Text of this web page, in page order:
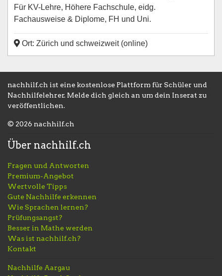
Für KV-Lehre, Höhere Fachschule, eidg.
Fachausweise & Diplome, FH und Uni.
Ort: Zürich und schweizweit (online)
nachhilf.ch ist eine kostenlose Plattform für Schüler und
Nachhilfelehrer. Melde dich gleich an um dein Inserat zu
veröffentlichen.
© 2026 nachhilf.ch
Über nachhilf.ch
Fragen und Antworten
Premium-Angebot
Wertvolle Tipps
Gute Nachhilfe erkennen
Wie Sprachen lernen?
Prüfungsangst?
Besser in Mathe werden
Was ist nachhilf.ch?
Kontakt
Nachhilfe Aargau